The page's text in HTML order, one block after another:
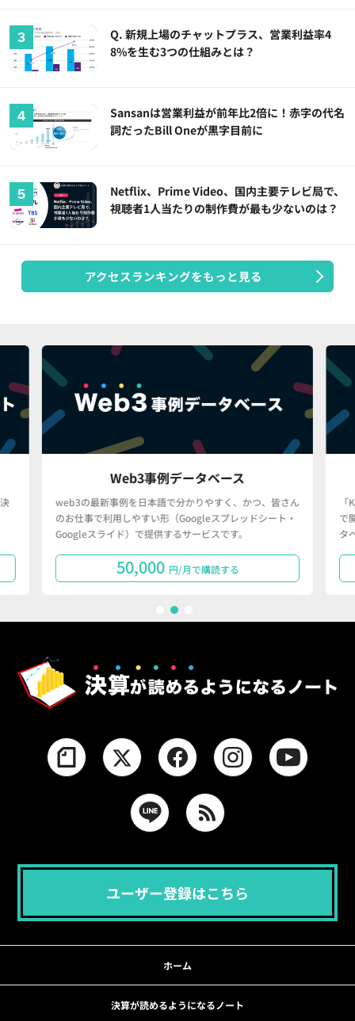
Q. 新規上場のチャットプラス、営業利益率4
8%を生む3つの仕組みとは？
Sansanは営業利益が前年比2倍に！赤字の代名
詞だったBill Oneが黒字目前に
Netflix、Prime Video、国内主要テレビ局で、
視聴者1人当たりの制作費が最も少ないのは？
アクセスランキングをもっと見る
Web3事例データベース
web3の最新事例を日本語で分かりやすく、かつ、皆さん
のお仕事で利用しやすい形（Googleスプレッドシート・
Googleスライド）で提供するサービスです。
50,000 円/月で購読する
で
タ
ユーザー登録はこちら
ホーム
決算が読めるようになるノート